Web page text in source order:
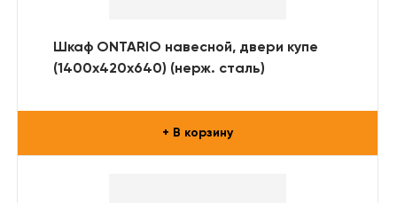
Шкаф ONTARIO навесной, двери купе
(1400х420х640) (нерж. сталь)
+ В корзину